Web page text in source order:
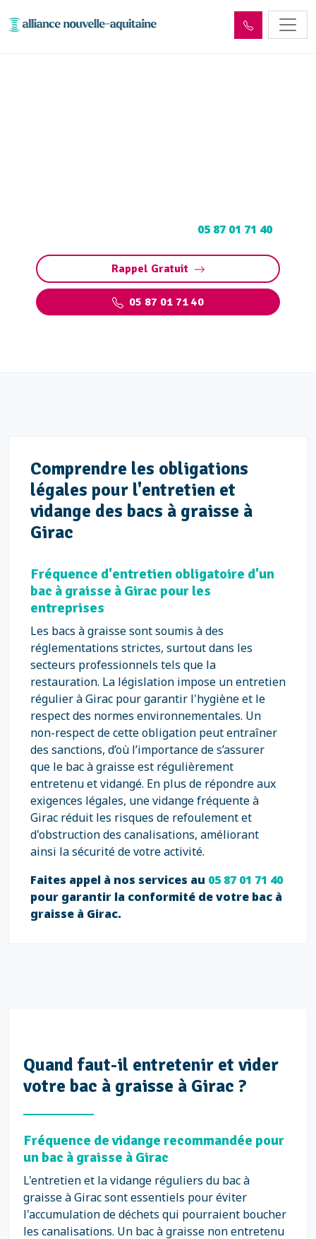
05 87 01 71 40
Rappel Gratuit
05 87 01 71 40
Comprendre les obligations
légales pour l'entretien et
vidange des bacs à graisse à
Girac
Fréquence d'entretien obligatoire d'un
bac à graisse à Girac pour les
entreprises
Les bacs à graisse sont soumis à des
réglementations strictes, surtout dans les
secteurs professionnels tels que la
restauration. La législation impose un entretien
régulier à Girac pour garantir l'hygiène et le
respect des normes environnementales. Un
non-respect de cette obligation peut entraîner
des sanctions, d’où l’importance de s’assurer
que le bac à graisse est régulièrement
entretenu et vidangé. En plus de répondre aux
exigences légales, une vidange fréquente à
Girac réduit les risques de refoulement et
d'obstruction des canalisations, améliorant
ainsi la sécurité de votre activité.
Faites appel à nos services au 05 87 01 71 40
pour garantir la conformité de votre bac à
graisse à Girac.
Quand faut-il entretenir et vider
votre bac à graisse à Girac ?
Fréquence de vidange recommandée pour
un bac à graisse à Girac
L'entretien et la vidange réguliers du bac à
graisse à Girac sont essentiels pour éviter
l'accumulation de déchets qui pourraient boucher
les canalisations. Un bac à graisse non entretenu